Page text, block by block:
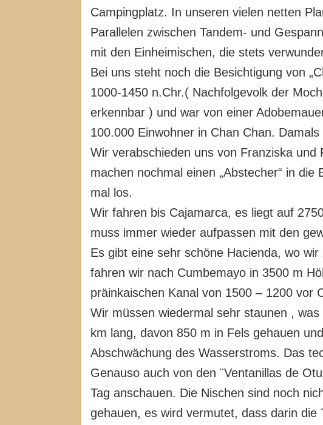
Campingplatz. In unseren vielen netten
Parallelen zwischen Tandem- und
mit den Einheimischen, die stets
Bei uns steht noch die Besichtigung von
1000-1450 n.Chr.( Nachfolgevolk der
erkennbar ) und war von einer
100.000 Einwohner in Chan Chan.
Wir verabschieden uns von Franziska
machen nochmal einen „Abstecher“ in
mal los.
Wir fahren bis Cajamarca, es liegt auf
muss immer wieder aufpassen mit den
Es gibt eine sehr schöne Hacienda, wo
fahren wir nach Cumbemayo in 3500 m
präinkaischen Kanal von 1500 – 1200 vor
Wir müssen wiedermal sehr staunen ,
km lang, davon 850 m in Fels gehauen
Abschwächung des Wasserstroms. Das
Genauso auch von den ¨Ventanillas de
Tag anschauen. Die Nischen sind noch
gehauen, es wird vermutet, dass darin